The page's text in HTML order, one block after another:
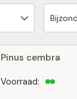
Pinus cembra
Voorraad: